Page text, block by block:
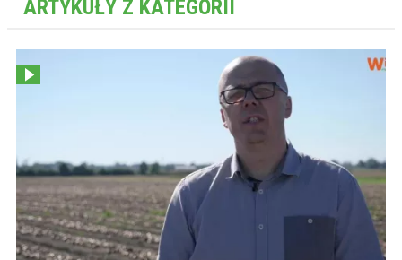
ARTYKUŁY Z KATEGORII